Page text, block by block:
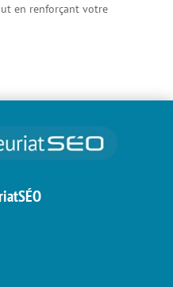
en renforçant votre